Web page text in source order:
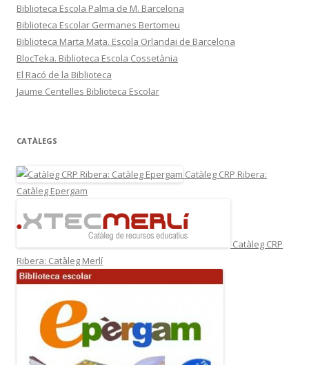
Biblioteca Escola Palma de M. Barcelona
Biblioteca Escolar Germanes Bertomeu
Biblioteca Marta Mata. Escola Orlandai de Barcelona
BlocTeka. Biblioteca Escola Cossetània
El Racó de la Biblioteca
Jaume Centelles Biblioteca Escolar
CATÀLEGS
Catàleg CRP Ribera:
Catàleg Epergam
Catàleg CRP
Ribera: Catàleg Merlí